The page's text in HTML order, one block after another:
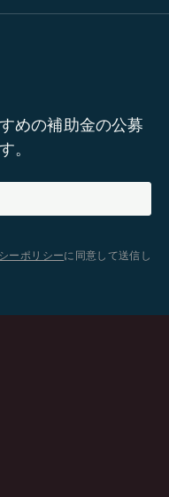
めの補助金の公募
。
ーポリシーに同意して送信し